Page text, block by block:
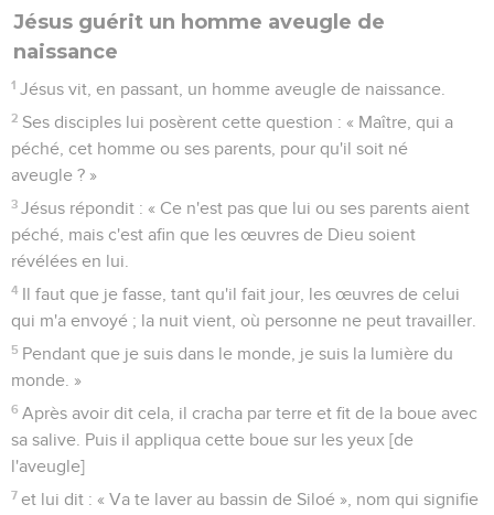
Jésus guérit un homme aveugle de
naissance
1 Jésus vit, en passant, un homme aveugle de naissance.
2 Ses disciples lui posèrent cette question : « Maître, qui a
péché, cet homme ou ses parents, pour qu'il soit né
aveugle ? »
3 Jésus répondit : « Ce n'est pas que lui ou ses parents aient
péché, mais c'est afin que les œuvres de Dieu soient
révélées en lui.
4 Il faut que je fasse, tant qu'il fait jour, les œuvres de celui
qui m'a envoyé ; la nuit vient, où personne ne peut travailler.
5 Pendant que je suis dans le monde, je suis la lumière du
monde. »
6 Après avoir dit cela, il cracha par terre et fit de la boue avec
sa salive. Puis il appliqua cette boue sur les yeux [de
l'aveugle]
7 et lui dit : « Va te laver au bassin de Siloé », nom qui signifie